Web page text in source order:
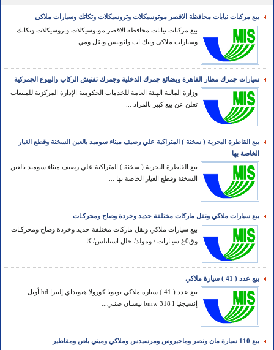
بيع مركبات نيابات محافظة الاقصر موتوسيكلات وتروسيكلات وتكاتك وسيارات ملاكى
بيع مركبات نيابات محافظة الاقصر موتوسيكلات وتروسيكلات وتكاتك
وسيارات ملاكى وبيك اب واتوبيس ونقل ومي...
سيارات جمرك مطار القاهرة وبضائع جمرك الدخلية وجمرك تفتيش الركاب والبيوع الجمركية
وزارة المالية الهيئة العامة للخدمات الحكومية الإدارة المركزية للمبيعات
تعلن عن بيع كبير بالمزاد ...
بيع القاطرة البحرية ( سخنة ) المتراكية علي رصيف ميناء سوميد بالعين السخنة وقطع الغيار
الخاصة بها
بيع القاطرة البحرية ( سخنة ) المتراكية علي رصيف ميناء سوميد بالعين
السخنة وقطع الغيار الخاصة بها ...
بيع سيارات ملاكي ونقل ماركات مختلفة حديد وخردة وصاج ومحركـات
بيع سيارات ملاكي ونقل ماركات مختلفة حديد وخردة وصاج ومحركـات
وق0غ سيـارات / ومولد/ حلل استانلس/ كا...
بيع عدد ( 41 ) سيارة ملاكي
بيع عدد ( 41 ) سيارة ملاكي تويوتا كورولا هيونداي إلنترا hd أوبل
إنسيجنيا bmw 318 l نيسـان صنـي...
بيع 110 سيارة مان ونصر وماجيروس ومرسيدس وملاكي وميني باص ومقاطير